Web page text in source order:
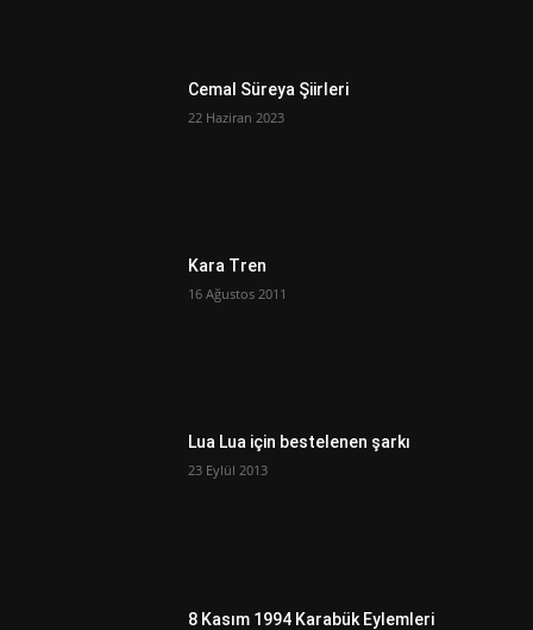
Cemal Süreya Şiirleri
22 Haziran 2023
Kara Tren
16 Ağustos 2011
Lua Lua için bestelenen şarkı
23 Eylül 2013
8 Kasım 1994 Karabük Eylemleri